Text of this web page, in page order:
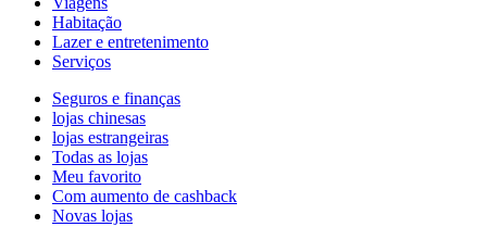
Habitação
Lazer e entretenimento
Serviços
Seguros e finanças
lojas chinesas
lojas estrangeiras
Todas as lojas
Meu favorito
Com aumento de cashback
Novas lojas